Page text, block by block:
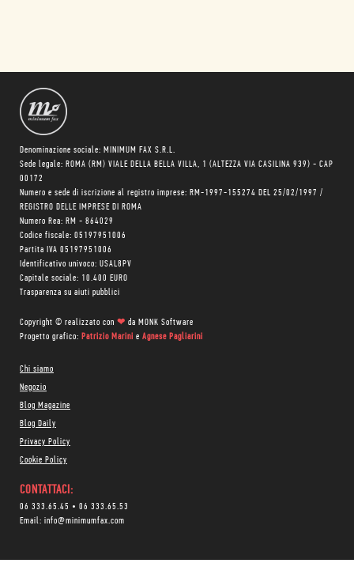
Denominazione sociale: MINIMUM FAX S.R.L.
Sede legale: ROMA (RM) VIALE DELLA BELLA VILLA, 1 (ALTEZZA VIA CASILINA 939) - CAP
00172
Numero e sede di iscrizione al registro imprese: RM-1997-155274 DEL 25/02/1997 /
REGISTRO DELLE IMPRESE DI ROMA
Numero Rea: RM - 864029
Codice fiscale: 05197951006
Partita IVA 05197951006
Identificativo univoco: USAL8PV
Capitale sociale: 10.400 EURO
Trasparenza su aiuti pubblici
Copyright © realizzato con ❤ da MONK Software
Progetto grafico: Patrizio Marini e Agnese Pagliarini
Chi siamo
Negozio
Blog Magazine
Blog Daily
Privacy Policy
Cookie Policy
CONTATTACI:
06 333.65.45 • 06 333.65.53
Email: info@minimumfax.com